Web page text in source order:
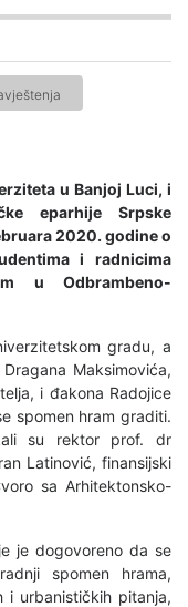
u Banjoj Luci, i
eparhije Srpske
2020. godine o
i radnicima
u Odbrambeno-
gradu, a
Maksimovića,
i đakona Radojice
spomen hram graditi.
su rektor prof. dr
Latinović, finansijski
sa Arhitektonsko-
je dogovoreno da se
spomen hrama,
i urbanističkih pitanja,